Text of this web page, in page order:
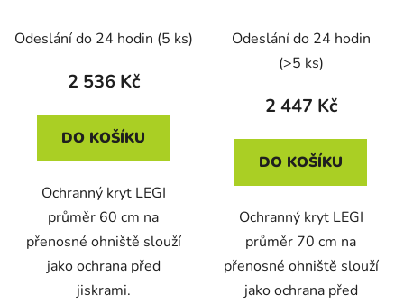
Odeslání do 24 hodin (5 ks)
2 536 Kč
DO KOŠÍKU
Ochranný kryt LEGI
průměr 60 cm na
přenosné ohniště slouží
jako ochrana před
jiskrami.
Odeslání do 24 hodin
(>5 ks)
2 447 Kč
DO KOŠÍKU
Ochranný kryt LEGI
průměr 70 cm na
přenosné ohniště slouží
jako ochrana před